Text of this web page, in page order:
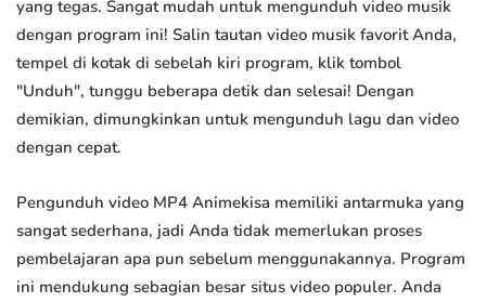
yang tegas. Sangat mudah untuk mengunduh video musik
dengan program ini! Salin tautan video musik favorit Anda,
tempel di kotak di sebelah kiri program, klik tombol
"Unduh", tunggu beberapa detik dan selesai! Dengan
demikian, dimungkinkan untuk mengunduh lagu dan video
dengan cepat.
Pengunduh video MP4 Animekisa memiliki antarmuka yang
sangat sederhana, jadi Anda tidak memerlukan proses
pembelajaran apa pun sebelum menggunakannya. Program
ini mendukung sebagian besar situs video populer. Anda